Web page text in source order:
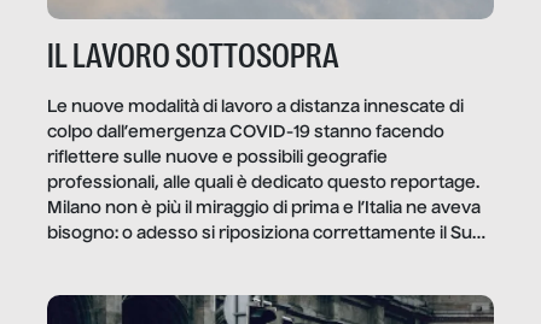
IL LAVORO SOTTOSOPRA
Le nuove modalità di lavoro a distanza innescate di
colpo dall’emergenza COVID-19 stanno facendo
riflettere sulle nuove e possibili geografie
professionali, alle quali è dedicato questo reportage.
Milano non è più il miraggio di prima e l’Italia ne aveva
bisogno: o adesso si riposiziona correttamente il Sud